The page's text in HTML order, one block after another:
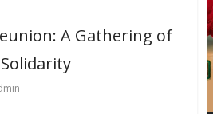
A Gathering of